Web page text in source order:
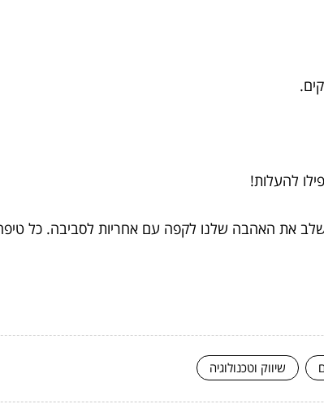
להעלות!
את האהבה שלנו לקפה עם אחריות לסביבה. כל
שיווק וטכנולוגיה